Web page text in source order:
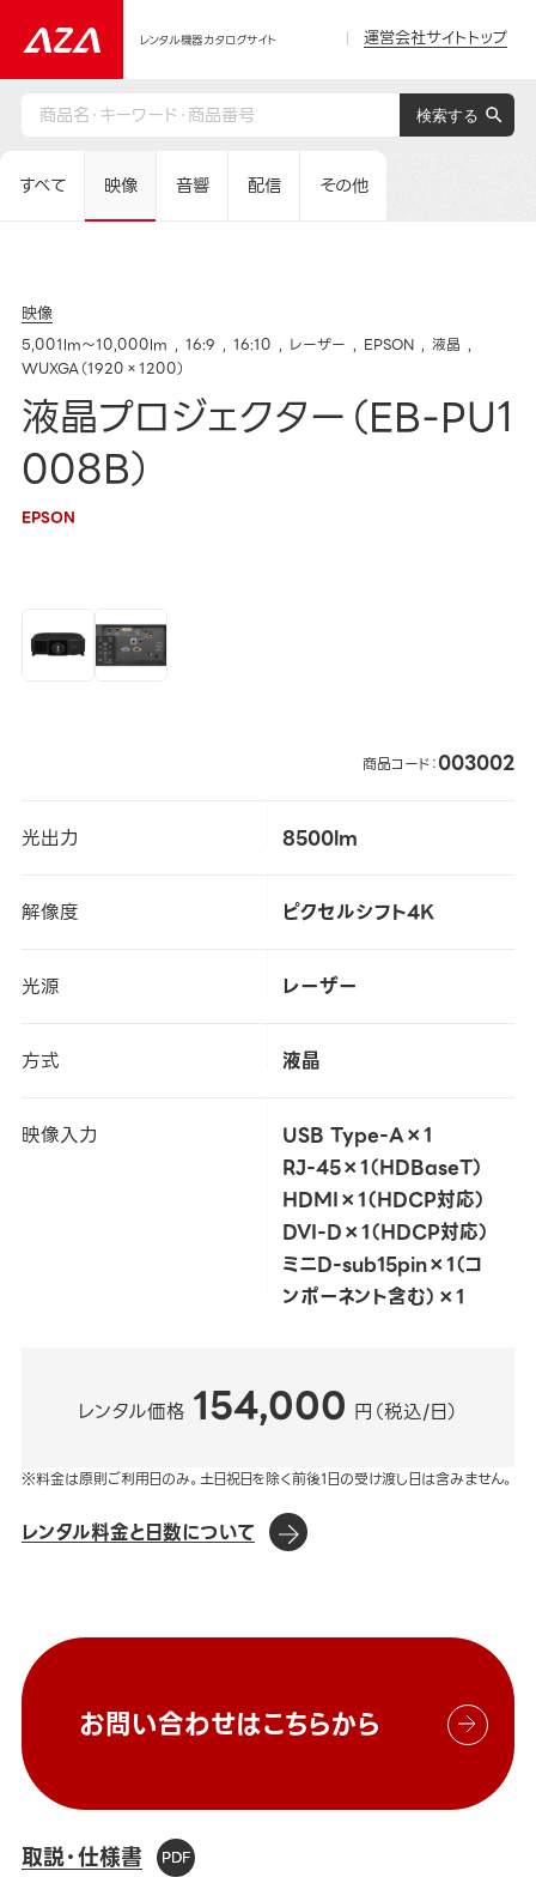
レンタル機器カタログサイト 運営会社サイトトップ
すべて 映像 音響 配信 その他
映像
5,001lm～10,000lm 16:9 16:10 レーザー EPSON
液晶
WUXGA（1920×1200）
液晶プロジェクター（EB-PU1
008B）
EPSON
商品コード：003002
光出力 8500lm
解像度 ピクセルシフト4K
光源 レーザー
方式 液晶
映像入力
USB Type-A×1
RJ-45×1（HDBaseT）
HDMI×1（HDCP対応）
DVI-D×1（HDCP対応）
ミニD-sub15pin×1（コ
ンポーネント含む）×1
レンタル価格 154,000 円（税込/日）
※料金は原則ご利用日のみ。土日祝日を除く前後1日の受け渡し日は含みません。
レンタル料金と日数について
お問い合わせはこちらから
取説・仕様書